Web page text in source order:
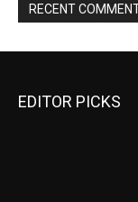
RECENT
EDITOR PICKS